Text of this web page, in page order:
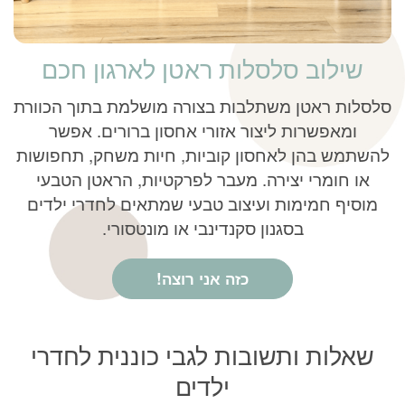
שילוב סלסלות ראטן לארגון חכם
סלסלות ראטן משתלבות בצורה מושלמת בתוך הכוורת
ומאפשרות ליצור אזורי אחסון ברורים. אפשר
להשתמש בהן לאחסון קוביות, חיות משחק, תחפושות
או חומרי יצירה. מעבר לפרקטיות, הראטן הטבעי
מוסיף חמימות ועיצוב טבעי שמתאים לחדרי ילדים
בסגנון סקנדינבי או מונטסורי.
כזה אני רוצה!
שאלות ותשובות לגבי כוננית לחדרי
ילדים